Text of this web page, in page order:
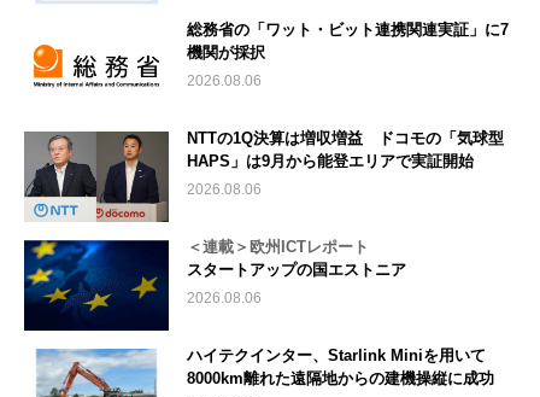
総務省の「ワット・ビット連携関連実証」に7
機関が採択
2026.08.06
NTTの1Q決算は増収増益 ドコモの「気球型
HAPS」は9月から能登エリアで実証開始
2026.08.06
＜連載＞欧州ICTレポート
スタートアップの国エストニア
2026.08.06
ハイテクインター、Starlink Miniを用いて
8000km離れた遠隔地からの建機操縦に成功